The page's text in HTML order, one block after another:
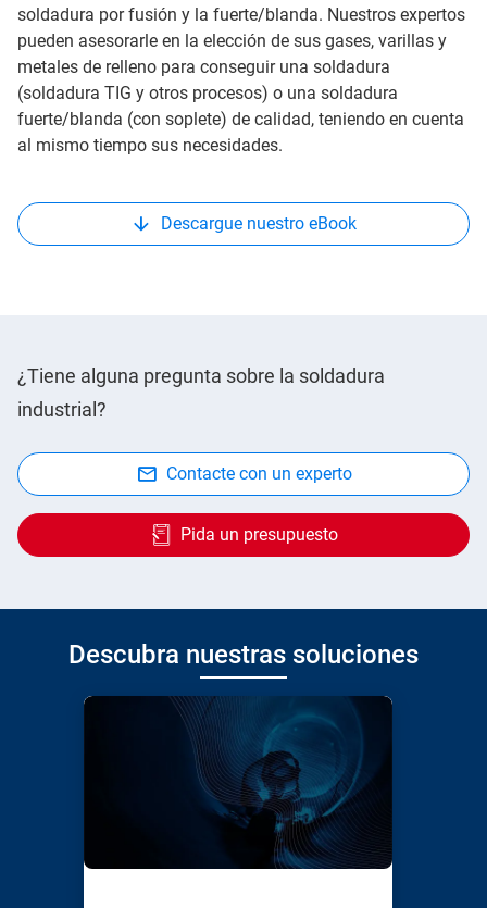
soldadura por fusión y la fuerte/blanda. Nuestros expertos
pueden asesorarle en la elección de sus gases, varillas y
metales de relleno para conseguir una soldadura
(soldadura TIG y otros procesos) o una soldadura
fuerte/blanda (con soplete) de calidad, teniendo en cuenta
al mismo tiempo sus necesidades.
Descargue nuestro eBook
¿Tiene alguna pregunta sobre la soldadura
industrial?
Contacte con un experto
Pida un presupuesto
Descubra nuestras soluciones